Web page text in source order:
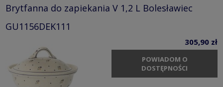
Brytfanna do zapiekania V 1,2 L Bolesławiec
GU1156DEK111
305,90 zł
POWIADOM O
DOSTĘPNOŚCI